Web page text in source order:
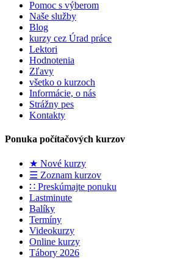
Pomoc s výberom
Naše služby
Blog
kurzy cez Úrad práce
Lektori
Hodnotenia
Zľavy
všetko o kurzoch
Informácie, o nás
Strážny pes
Kontakty
Ponuka počítačových kurzov
★ Nové kurzy
☰ Zoznam kurzov
∷ Preskúmajte ponuku
Lastminute
Balíky
Termíny
Videokurzy
Online kurzy
Tábory 2026